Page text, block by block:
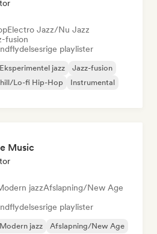
Electro Jazz/Nu Jazz
fusion
playlister
Eksperimentel jazz
Jazz-fusion
Lo-fi Hip-Hop
Instrumental
Music
jazzAfslapning/New Age
playlister
Modern jazz
Afslapning/New Age